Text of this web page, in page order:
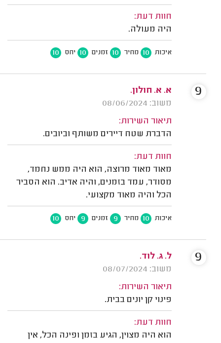
חוות דעת:
היה מעולה.
איכות 10 מחיר 10 זמנים 10 יחס 10
א. א. חולון.
משוב: 08/06/2024
תיאור השירות:
הדברת שטח דיירים משותף וביובים.
חוות דעת:
מאוד מאוד מרוצה, הוא היה ממש נחמד,
מסודר, עמד בזמנים, והיה אדיב. הוא הסביר
הכל והיה מאוד מקצועי.
איכות 10 מחיר 9 זמנים 9 יחס 10
9
ל. ג. לוד.
משוב: 08/07/2024
תיאור השירות:
פינוי קן יונים בבית.
חוות דעת:
הוא היה מצוין, הגיע בזמן ופינה הכל, אין
9